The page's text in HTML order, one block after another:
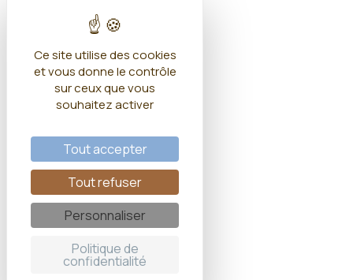
Ce site utilise des cookies
et vous donne le contrôle
sur ceux que vous
souhaitez activer
Tout accepter
Tout refuser
Personnaliser
Politique de
confidentialité